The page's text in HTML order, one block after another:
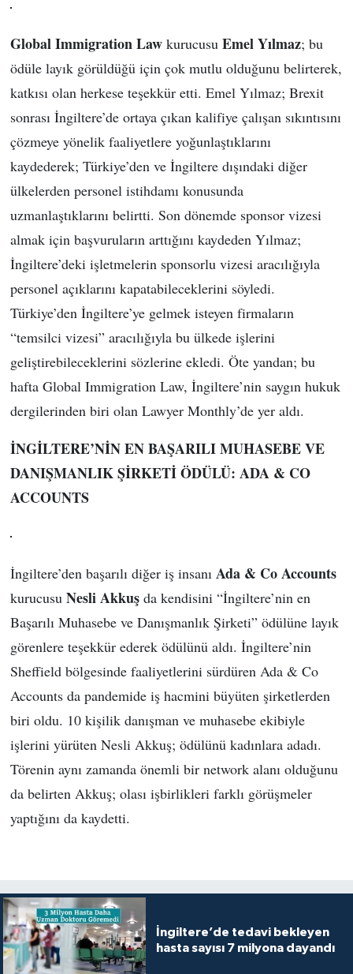
Global Immigration Lawkurucusu Emel Yılmaz; bu
ödüle layık görüldüğü için çok mutlu olduğunu belirterek,
katkısı olan herkese teşekkür etti. Emel Yılmaz; Brexit
sonrası İngiltere’de ortaya çıkan kalifiye çalışan sıkıntısını
çözmeye yönelik faaliyetlere yoğunlaştıklarını
kaydederek; Türkiye’den ve İngiltere dışındaki diğer
ülkelerden personel istihdamı konusunda
uzmanlaştıklarını belirtti. Son dönemde sponsor vizesi
almak için başvuruların arttığını kaydeden Yılmaz;
İngiltere’deki işletmelerin sponsorlu vizesi aracılığıyla
personel açıklarını kapatabileceklerini söyledi.
Türkiye’den İngiltere’ye gelmek isteyen firmaların
“temsilci vizesi” aracılığıyla bu ülkede işlerini
geliştirebileceklerini sözlerine ekledi. Öte yandan; bu
hafta Global Immigration Law, İngiltere’nin saygın hukuk
dergilerinden biri olan Lawyer Monthly’de yer aldı.
İNGİLTERE’NİN EN BAŞARILI MUHASEBE VE
DANIŞMANLIK ŞİRKETİ ÖDÜLÜ: ADA & CO
ACCOUNTS
İngiltere’den başarılı diğer iş insanı Ada & Co Accounts
kurucusu Nesli Akkuşda kendisini “İngiltere’nin en
Başarılı Muhasebe ve Danışmanlık Şirketi” ödülüne layık
görenlere teşekkür ederek ödülünü aldı. İngiltere’nin
Sheffield bölgesinde faaliyetlerini sürdüren Ada & Co
Accounts da pandemide iş hacmini büyüten şirketlerden
biri oldu. 10 kişilik danışman ve muhasebe ekibiyle
işlerini yürüten Nesli Akkuş; ödülünü kadınlara adadı.
Törenin aynı zamanda önemli bir network alanı olduğunu
da belirten Akkuş; olası işbirlikleri farklı görüşmeler
yaptığını da kaydetti.
İngiltere’de tedavi bekleyen
hasta sayısı 7 milyona dayandı